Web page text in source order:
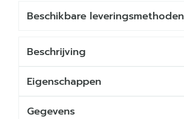
Beschikbare leveringsmethoden
Beschrijving
Eigenschappen
Gegevens